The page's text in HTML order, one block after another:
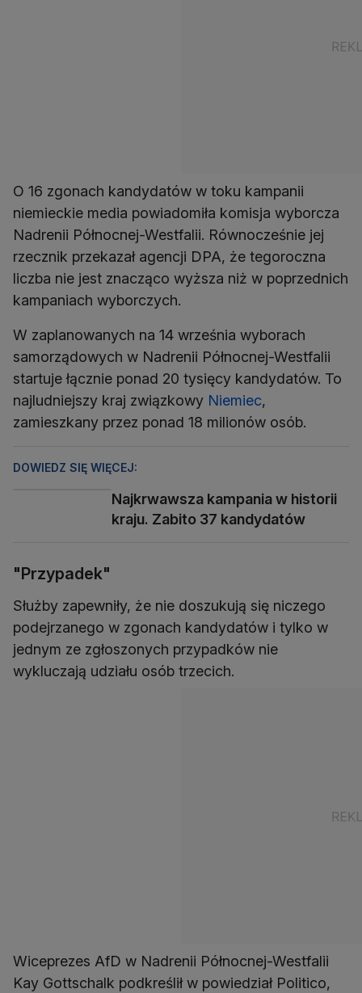
O 16 zgonach kandydatów w toku kampanii
niemieckie media powiadomiła komisja wyborcza
Nadrenii Północnej-Westfalii. Równocześnie jej
rzecznik przekazał agencji DPA, że tegoroczna
liczba nie jest znacząco wyższa niż w poprzednich
kampaniach wyborczych.
W zaplanowanych na 14 września wyborach
samorządowych w Nadrenii Północnej-Westfalii
startuje łącznie ponad 20 tysięcy kandydatów. To
najludniejszy kraj związkowy Niemiec,
zamieszkany przez ponad 18 milionów osób.
DOWIEDZ SIĘ WIĘCEJ:
Najkrwawsza kampania w historii
kraju. Zabito 37 kandydatów
"Przypadek"
Służby zapewniły, że nie doszukują się niczego
podejrzanego w zgonach kandydatów i tylko w
jednym ze zgłoszonych przypadków nie
wykluczają udziału osób trzecich.
Wiceprezes AfD w Nadrenii Północnej-Westfalii
Kay Gottschalk podkreślił w powiedział Politico,